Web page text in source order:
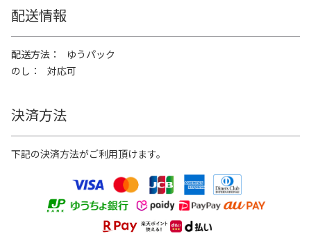
配送情報
配送方法
ゆうパック
のし
対応可
決済方法
下記の決済方法がご利用頂けます。